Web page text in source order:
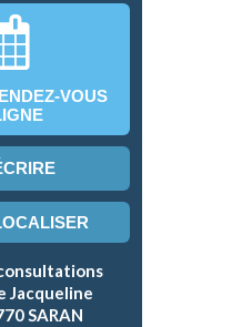
VOUS
Jacqueline
SARAN